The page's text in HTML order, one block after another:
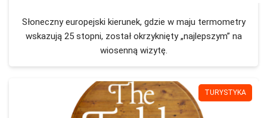
Słoneczny europejski kierunek, gdzie w maju termometry
wskazują 25 stopni, został okrzyknięty „najlepszym” na
wiosenną wizytę.
TURYSTYKA